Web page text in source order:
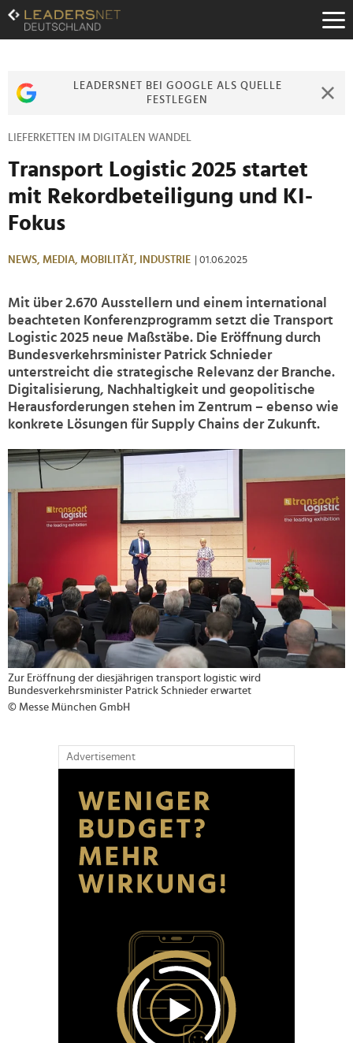
Zum
Inhalt
Zur
Zur
LEADERSNET BEI GOOGLE ALS QUELLE
FESTLEGEN
LIEFERKETTEN IM DIGITALEN WANDEL
Transport Logistic 2025 startet
mit Rekordbeteiligung und KI-
Fokus
NEWS, MEDIA, MOBILITÄT, INDUSTRIE | 01.06.2025
Mit über 2.670 Ausstellern und einem international
beachteten Konferenzprogramm setzt die Transport
Logistic 2025 neue Maßstäbe. Die Eröffnung durch
Bundesverkehrsminister Patrick Schnieder
unterstreicht die strategische Relevanz der Branche.
Digitalisierung, Nachhaltigkeit und geopolitische
Herausforderungen stehen im Zentrum – ebenso wie
konkrete Lösungen für Supply Chains der Zukunft.
>
Zur Eröffnung der diesjährigen transport logistic wird
Bundesverkehrsminister Patrick Schnieder erwartet
© Messe München GmbH
Advertisement